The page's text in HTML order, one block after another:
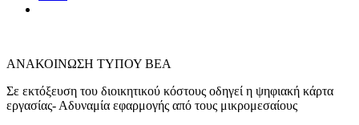
ΑΝΑΚΟΙΝΩΣΗ ΤΥΠΟΥ ΒΕΑ
Σε εκτόξευση του διοικητικού κόστους οδηγεί η ψηφιακή κάρτα
εργασίας- Αδυναμία εφαρμογής από τους μικρομεσαίους